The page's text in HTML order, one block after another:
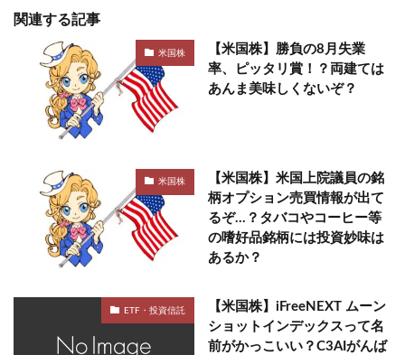
関連する記事
米国株
【米国株】勝負の8月失業
率、ピッタリ賞！？両建ては
あんま美味しくないぞ？
米国株
【米国株】米国上院議員の銘
柄オプション売買情報が出て
るぞ…？タバコやコーヒー等
の嗜好品銘柄には投資妙味は
あるか？
ETF・投資信託
【米国株】iFreeNEXT ムーン
ショットインデックスって名
前がかっこいい？C3AIがんば